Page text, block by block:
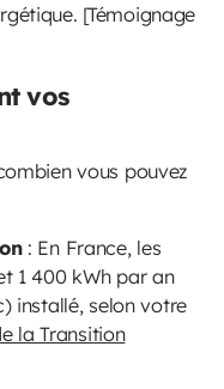
[Témoignage
vos
vous pouvez
: En France, les
1 400 kWh par an
installé, selon votre
la Transition